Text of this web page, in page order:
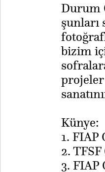
​Durum
şunları
bizim
Künye:
1. FIAP
2.
3. FIAP